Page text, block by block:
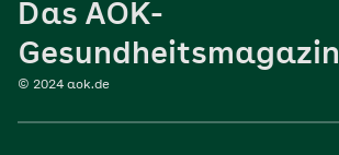
Sport
Das AOK-
Gesundheitsmagazin
© 2024 aok.de